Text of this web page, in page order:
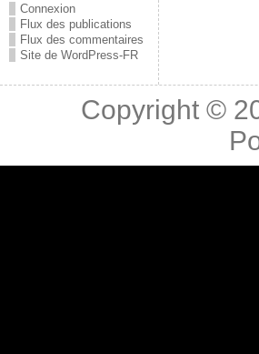
Connexion
Flux des publications
Flux des commentaires
Site de WordPress-FR
Copyright ©